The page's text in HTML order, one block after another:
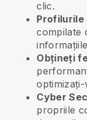
clic.
Profilurile
compilate
Obțineți
Cyber
propriile